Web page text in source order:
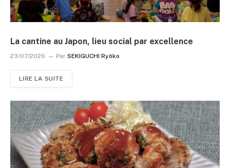
La cantine au Japon, lieu social par excellence
23/07/2026 Par SEKIGUCHI Ryôko
LIRE LA SUITE